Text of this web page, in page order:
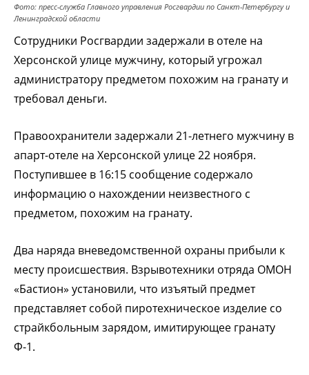
Фото: пресс-служба Главного управления Росгвардии по Санкт-Петербургу и
Ленинградской области
Сотрудники Росгвардии задержали в отеле на
Херсонской улице мужчину, который угрожал
администратору предметом похожим на гранату и
требовал деньги.
Правоохранители задержали 21-летнего мужчину в
апарт-отеле на Херсонской улице 22 ноября.
Поступившее в 16:15 сообщение содержало
информацию о нахождении неизвестного с
предметом, похожим на гранату.
Два наряда вневедомственной охраны прибыли к
месту происшествия. Взрывотехники отряда ОМОН
«Бастион» установили, что изъятый предмет
представляет собой пиротехническое изделие со
страйкбольным зарядом, имитирующее гранату
Ф-1.